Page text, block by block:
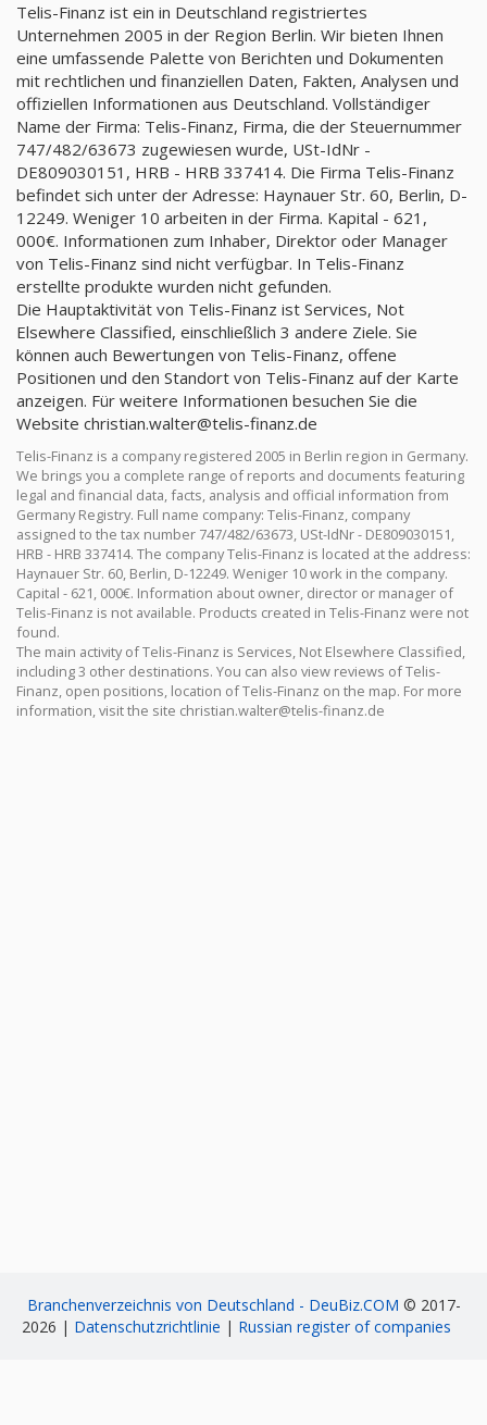
Telis-Finanz ist ein in Deutschland registriertes
Unternehmen 2005 in der Region Berlin. Wir bieten Ihnen
eine umfassende Palette von Berichten und Dokumenten
mit rechtlichen und finanziellen Daten, Fakten, Analysen und
offiziellen Informationen aus Deutschland. Vollständiger
Name der Firma: Telis-Finanz, Firma, die der Steuernummer
747/482/63673 zugewiesen wurde, USt-IdNr -
DE809030151, HRB - HRB 337414. Die Firma Telis-Finanz
befindet sich unter der Adresse: Haynauer Str. 60, Berlin, D-
12249. Weniger 10 arbeiten in der Firma. Kapital - 621,
000€. Informationen zum Inhaber, Direktor oder Manager
von Telis-Finanz sind nicht verfügbar. In Telis-Finanz
erstellte produkte wurden nicht gefunden.
Die Hauptaktivität von Telis-Finanz ist Services, Not
Elsewhere Classified, einschließlich 3 andere Ziele. Sie
können auch Bewertungen von Telis-Finanz, offene
Positionen und den Standort von Telis-Finanz auf der Karte
anzeigen. Für weitere Informationen besuchen Sie die
Website christian.walter@telis-finanz.de
Telis-Finanz is a company registered 2005 in Berlin region in Germany.
We brings you a complete range of reports and documents featuring
legal and financial data, facts, analysis and official information from
Germany Registry. Full name company: Telis-Finanz, company
assigned to the tax number 747/482/63673, USt-IdNr - DE809030151,
HRB - HRB 337414. The company Telis-Finanz is located at the address:
Haynauer Str. 60, Berlin, D-12249. Weniger 10 work in the company.
Capital - 621, 000€. Information about owner, director or manager of
Telis-Finanz is not available. Products created in Telis-Finanz were not
found.
The main activity of Telis-Finanz is Services, Not Elsewhere Classified,
including 3 other destinations. You can also view reviews of Telis-
Finanz, open positions, location of Telis-Finanz on the map. For more
information, visit the site christian.walter@telis-finanz.de
Branchenverzeichnis von Deutschland - DeuBiz.COM © 2017-
2026 | Datenschutzrichtlinie | Russian register of companies